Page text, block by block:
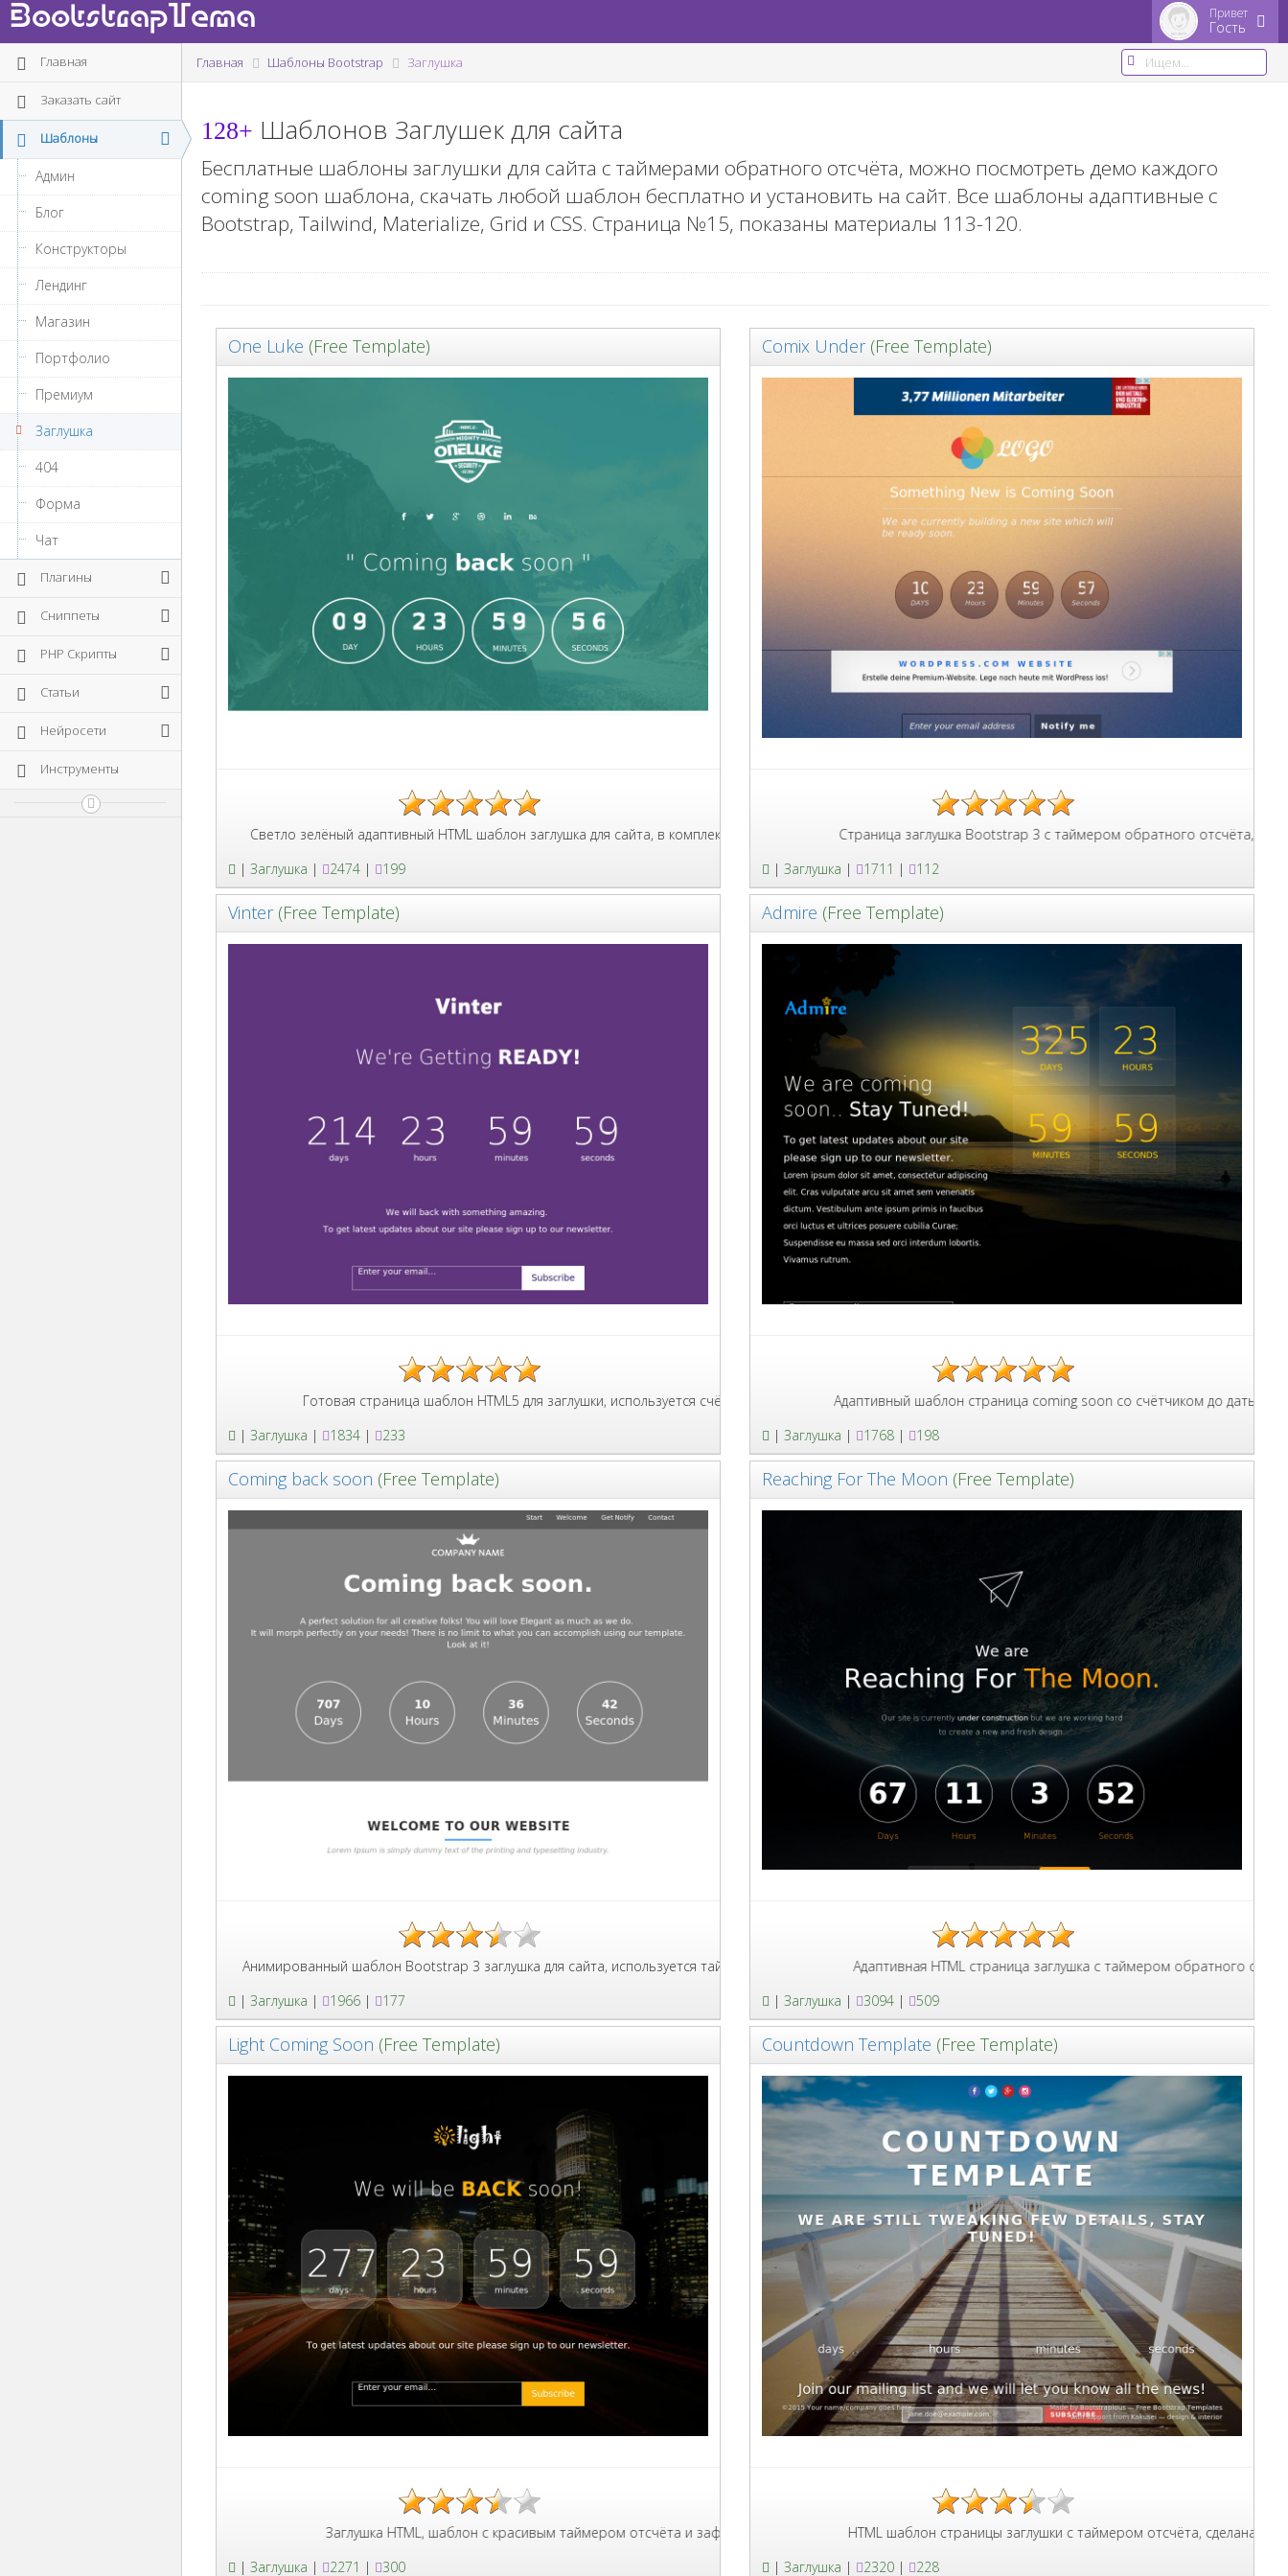
BootstrapTema Привет
Гость
Главная
Заказать сайт
Шаблоны
Админ
Блог
Конструкторы
Лендинг
Магазин
Портфолио
Премиум
Заглушка
404
Форма
Чат
Плагины
Сниппеты
PHP Скрипты
Статьи
Нейросети
Инструменты
Главная Шаблоны Bootstrap Заглушка
128+ Шаблонов Заглушек для сайта
Бесплатные шаблоны заглушки для сайта с таймерами обратного отсчёта, можно посмотреть демо каждого
coming soon шаблона, скачать любой шаблон бесплатно и установить на сайт. Все шаблоны адаптивные с
Bootstrap, Tailwind, Materialize, Grid и CSS. Страница №15, показаны материалы 113-120.
One Luke (Free Template)
Светло зелёный адаптивный HTML шаблон заглушка для сайта, в комплекте макета Bootstrap 3 все атрибуты, счётчик таймер, блоки информации и форма связи.
| Заглушка | 2474 | 199
Comix Under(Free Template)
Страница заглушка Bootstrap 3 с таймером обратного отсчёта, стандартный
| Заглушка | 1711 | 112
Vinter(Free Template)
Готовая страница шаблон HTML5 для заглушки, используется счётчик таймер указанной даты, форма связи и красивый градиент фона.
| Заглушка | 1834 | 233
Admire (Free Template)
Адаптивный шаблон страница coming soon со счётчиком до даты и формой
| Заглушка | 1768 | 198
Coming back soon (Free Template)
Анимированный шаблон Bootstrap 3 заглушка для сайта, используется таймер обратного отсчёта и секции дополнительной информации с формой обратной связи.
| Заглушка | 1966 | 177
Reaching For The Moon (Free Template)
Адаптивная HTML страница заглушка с таймером обратного отсчёта для
| Заглушка | 3094 | 509
Light Coming Soon (Free Template)
Заглушка HTML, шаблон с красивым таймером отсчёта и зафиксированным фоном ночного города, сделан на Bootstrap 3.
| Заглушка | 2271 | 300
Countdown Template (Free Template)
HTML шаблон страницы заглушки с таймером отсчёта, сделана форма
| Заглушка | 2320 | 228